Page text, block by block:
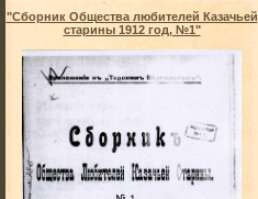
"Сборник Общества любителей Казачьей
старины 1912 год, №1"